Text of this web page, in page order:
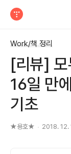
Work/책 정리
[리뷰]
16일 만
기초
★용호★ 2018. 12.